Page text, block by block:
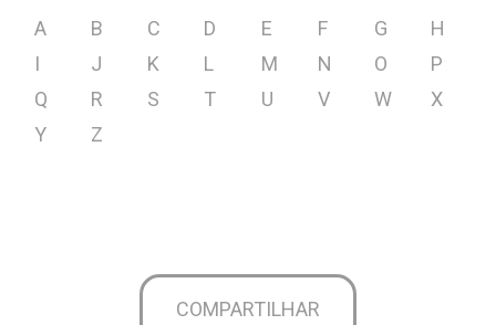
A B C D E F G
H
I
J K L M N O
P
Q
R S T U V W
X
Y
Z
COMPARTILHAR